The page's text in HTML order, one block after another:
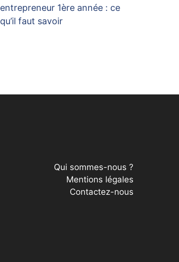
entrepreneur 1ère année : ce
qu’il faut savoir
Qui sommes-nous ?
Mentions légales
Contactez-nous